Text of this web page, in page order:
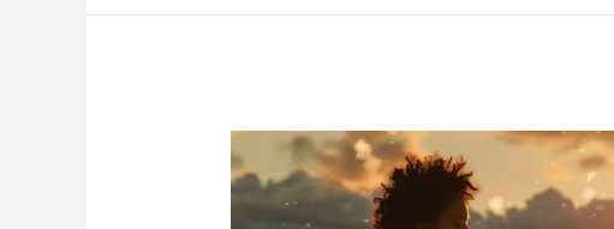
Como
Cultivar